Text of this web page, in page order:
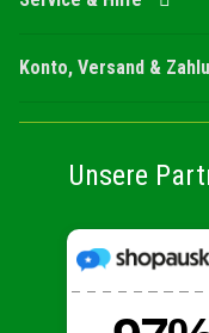
Konto, Versand &
Unsere